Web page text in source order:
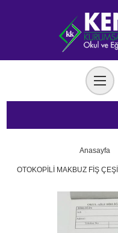
Anasayfa
OTOKOPİLİ MAKBUZ FİŞ